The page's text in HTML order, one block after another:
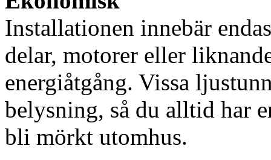
Installationen innebär
delar, motorer eller
energiåtgång. Vissa
belysning, så du alltid har
bli mörkt utomhus.